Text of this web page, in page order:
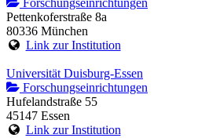
Forschungseinrichtungen
Pettenkoferstraße 8a
80336 München
Link zur Institution
Universität Duisburg-Essen
Forschungseinrichtungen
Hufelandstraße 55
45147 Essen
Link zur Institution